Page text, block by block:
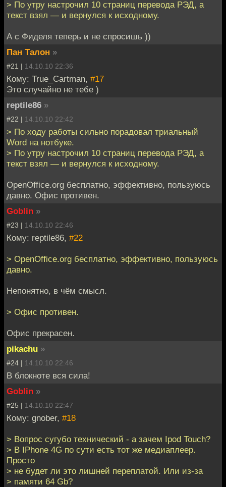
> По утру настрочил 10 страниц перевода РЭД, а
текст взял — и вернулся к исходному.
А с Фиделя теперь и не спросишь ))
Пан Талон »
#21 | 14.10.10 22:36
Кому: True_Cartman, #17
Это случайно не тебе )
reptile86 »
#22 | 14.10.10 22:42
> По ходу работы сильно порадовал триальный
Word на нотбуке.
> По утру настрочил 10 страниц перевода РЭД, а
текст взял — и вернулся к исходному.
OpenOffice.org бесплатно, эффективно, пользуюсь
давно. Офис противен.
Goblin »
#23 | 14.10.10 22:46
Кому: reptile86, #22
> OpenOffice.org бесплатно, эффективно, пользуюсь
давно.
Непонятно, в чём смысл.
> Офис противен.
Офис прекрасен.
pikachu »
#24 | 14.10.10 22:46
В блокноте вся сила!
Goblin »
#25 | 14.10.10 22:47
Кому: gnober, #18
> Вопрос сугубо технический - а зачем Ipod Touch?
> В IPhone 4G по сути есть тот же медиаплеер.
Просто
> не будет ли это лишней переплатой. Или из-за
> памяти 64 Gb?